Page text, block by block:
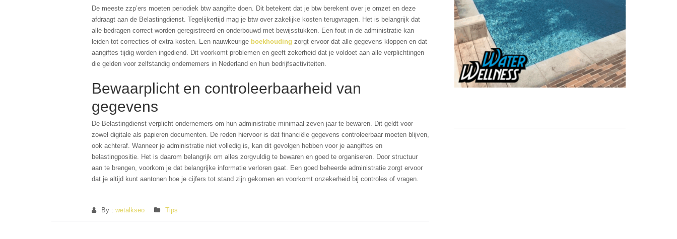
De meeste zzp’ers moeten periodiek btw aangifte doen. Dit betekent dat je btw berekent over je omzet en deze
afdraagt aan de Belastingdienst. Tegelijkertijd mag je btw over zakelijke kosten terugvragen. Het is belangrijk dat
alle bedragen correct worden geregistreerd en onderbouwd met bewijsstukken. Een fout in de administratie kan
leiden tot correcties of extra kosten. Een nauwkeurige boekhouding zorgt ervoor dat alle gegevens kloppen en dat
aangiftes tijdig worden ingediend. Dit voorkomt problemen en geeft zekerheid dat je voldoet aan alle verplichtingen
die gelden voor zelfstandig ondernemers in Nederland en hun bedrijfsactiviteiten.
Bewaarplicht en controleerbaarheid van
gegevens
De Belastingdienst verplicht ondernemers om hun administratie minimaal zeven jaar te bewaren. Dit geldt voor
zowel digitale als papieren documenten. De reden hiervoor is dat financiële gegevens controleerbaar moeten blijven,
ook achteraf. Wanneer je administratie niet volledig is, kan dit gevolgen hebben voor je aangiftes en
belastingpositie. Het is daarom belangrijk om alles zorgvuldig te bewaren en goed te organiseren. Door structuur
aan te brengen, voorkom je dat belangrijke informatie verloren gaat. Een goed beheerde administratie zorgt ervoor
dat je altijd kunt aantonen hoe je cijfers tot stand zijn gekomen en voorkomt onzekerheid bij controles of vragen.
By : wetalkseo Tips